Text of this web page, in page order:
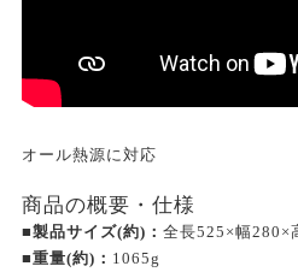
オール熱源に対応
商品の概要・仕様
■製品サイズ(約)： 全長525×幅280×
■重量(約)： 1065g